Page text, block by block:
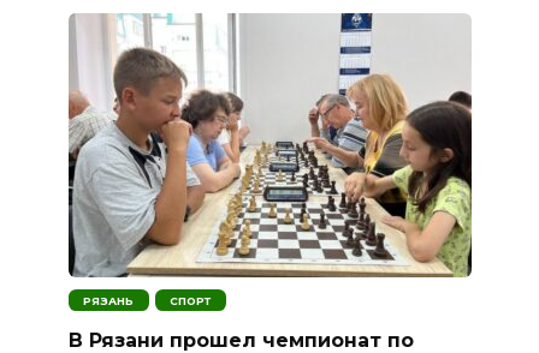
РЯЗАНЬ СПОРТ
В Рязани прошел чемпионат по